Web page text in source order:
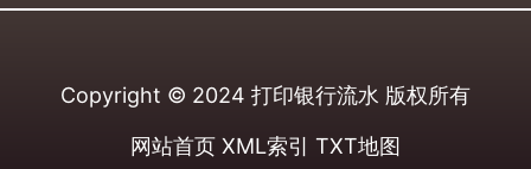
Copyright © 2024 打印银行流水 版权所有
网站首页 XML索引 TXT地图